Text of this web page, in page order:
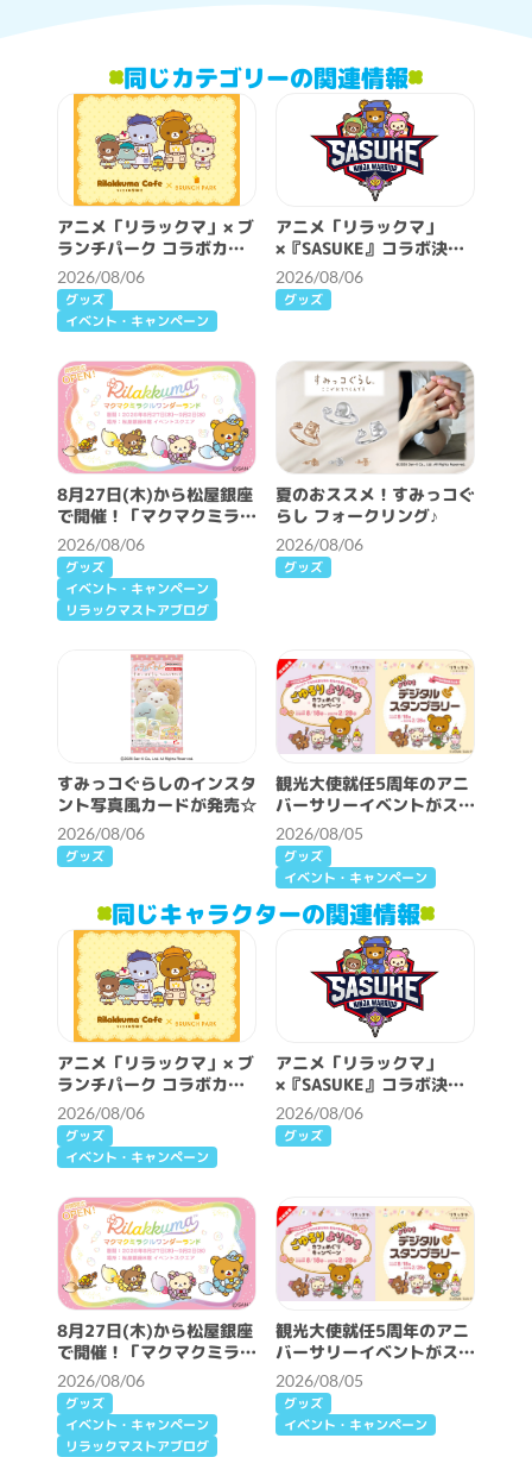
同じカテゴリーの関連情報
アニメ「リラックマ」× ブ
ランチパーク コラボカフ
ェ開催決定！
2026/08/06
グッズ
イベント・キャンペーン
アニメ「リラックマ」
×『SASUKE』コラボ決
定！
2026/08/06
グッズ
8月27日(木)から松屋銀座
で開催！「マクマクミラク
ルワンダーランド」詳細情
報♪
2026/08/06
グッズ
イベント・キャンペーン
リラックマストアブログ
夏のおススメ！すみっコぐ
らし フォークリング♪
2026/08/06
グッズ
すみっコぐらしのインスタ
ント写真風カードが発売☆
2026/08/06
グッズ
観光大使就任5周年のアニ
バーサリーイベントがスタ
ート♪
2026/08/05
グッズ
イベント・キャンペーン
同じキャラクターの関連情報
アニメ「リラックマ」× ブ
ランチパーク コラボカフ
ェ開催決定！
2026/08/06
グッズ
イベント・キャンペーン
アニメ「リラックマ」
×『SASUKE』コラボ決
定！
2026/08/06
グッズ
8月27日(木)から松屋銀座
で開催！「マクマクミラク
ルワンダーランド」詳細情
報♪
2026/08/06
グッズ
イベント・キャンペーン
リラックマストアブログ
観光大使就任5周年のアニ
バーサリーイベントがスタ
ート♪
2026/08/05
グッズ
イベント・キャンペーン